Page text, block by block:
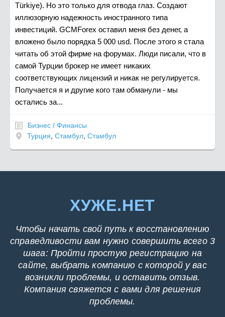
Türkiye). Но это только для отвода глаз. Создают
иллюзорную надежность иностранного типа
инвестиций. GCMForex оставил меня без денег, а
вложено было порядка 5 000 usd. После этого я стала
читать об этой фирме на форумах. Люди писали, что в
самой Турции брокер не имеет никаких
соответствующих лицензий и никак не регулируется.
Получается я и другие кого там обманули - мы
остались за...
Бизнес / Финансы
Турция Стамбул Стамбул
ХУЖЕ.НЕТ
Чтобы начать свой путь к восстановлению
справедливости вам нужно совершить всего 3
шага: Пройти простую регистрацию на
сайте, выбрать компанию с которой у вас
возникли проблемы, и оставить отзыв.
Компания свяжется с вами для решения
проблемы.